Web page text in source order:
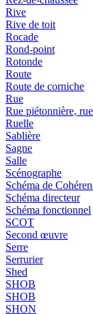
Rive
Rive de toit
Rocade
Rond-point
Rotonde
Route
Route de corniche
Rue
Rue piétonnière,
Ruelle
Sablière
Sagne
Salle
Scénographe
Schéma de
Schéma directeur
Schéma fonctionnel
SCOT
Second œuvre
Serre
Serrurier
Shed
SHOB
SHOB
SHON